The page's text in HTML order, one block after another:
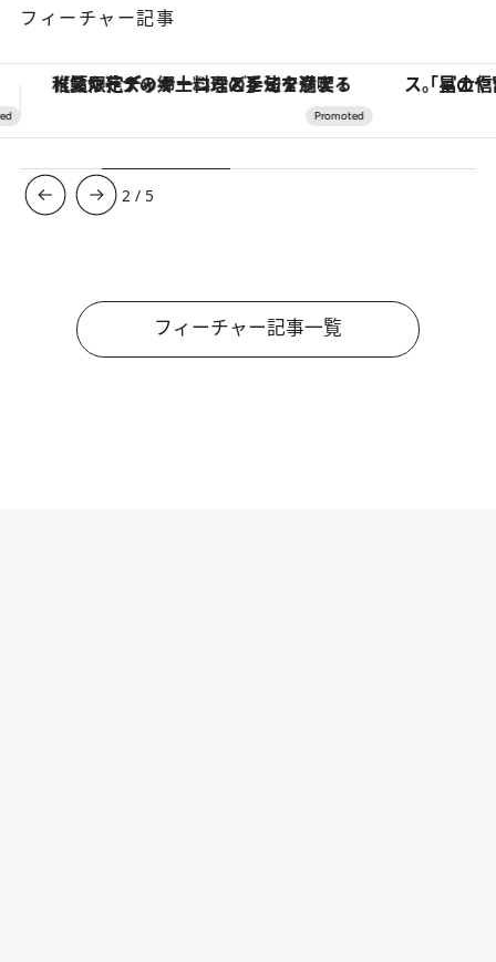
フィーチャー記事
「星のや富士」でデジタルデトックス。冨士信仰の歴史を辿り、心身を調える。 【銀座で出合う最旬美容】美髪ケアや上質
3 / 5
フィーチャー記事一覧